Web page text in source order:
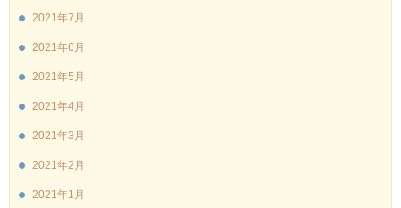
2021年7月
2021年6月
2021年5月
2021年4月
2021年3月
2021年2月
2021年1月